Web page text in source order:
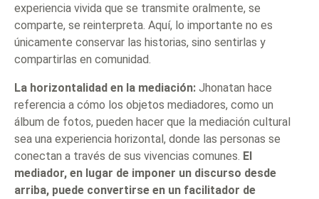
experiencia vivida que se transmite oralmente, se
comparte, se reinterpreta. Aquí, lo importante no es
únicamente conservar las historias, sino sentirlas y
compartirlas en comunidad.
La horizontalidad en la mediación: Jhonatan hace
referencia a cómo los objetos mediadores, como un
álbum de fotos, pueden hacer que la mediación cultural
sea una experiencia horizontal, donde las personas se
conectan a través de sus vivencias comunes. El
mediador, en lugar de imponer un discurso desde
arriba, puede convertirse en un facilitador de